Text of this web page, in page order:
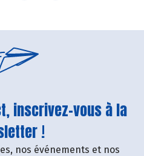
inscrivez-vous à la
!
nos événements et nos